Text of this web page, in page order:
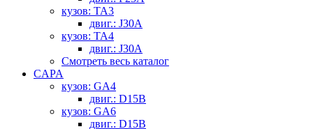
кузов: TA3
двиг.: J30A
кузов: TA4
двиг.: J30A
Смотреть весь каталог
CAPA
кузов: GA4
двиг.: D15B
кузов: GA6
двиг.: D15B